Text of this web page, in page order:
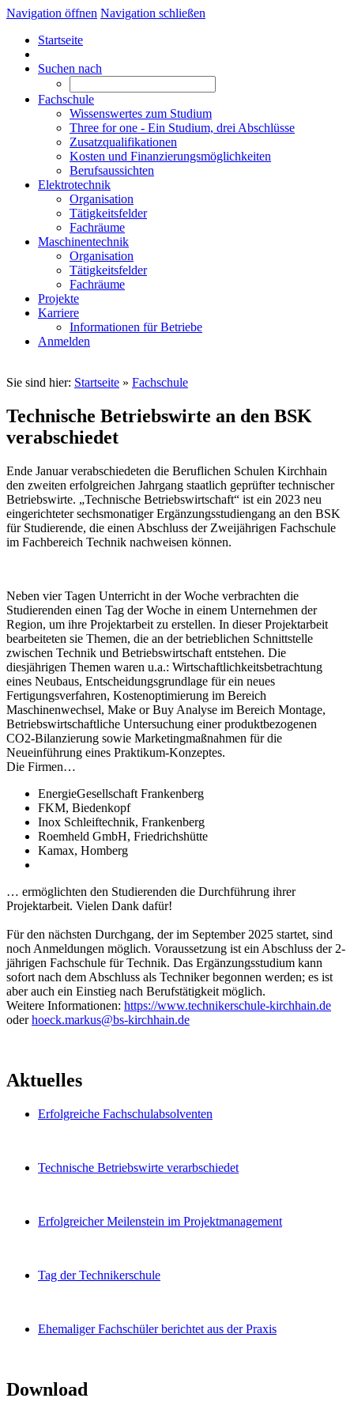
Navigation öffnen Navigation schließen
Startseite
Suchen nach
Fachschule
Wissenswertes zum Studium
Three for one - Ein Studium, drei Abschlüsse
Zusatzqualifikationen
Kosten und Finanzierungsmöglichkeiten
Berufsaussichten
Elektrotechnik
Organisation
Tätigkeitsfelder
Fachräume
Maschinentechnik
Organisation
Tätigkeitsfelder
Fachräume
Projekte
Karriere
Informationen für Betriebe
Anmelden
Sie sind hier: Startseite » Fachschule
Technische Betriebswirte an den BSK
verabschiedet
Ende Januar verabschiedeten die Beruflichen Schulen Kirchhain
den zweiten erfolgreichen Jahrgang staatlich geprüfter technischer
Betriebswirte. „Technische Betriebswirtschaft“ ist ein 2023 neu
eingerichteter sechsmonatiger Ergänzungsstudiengang an den BSK
für Studierende, die einen Abschluss der Zweijährigen Fachschule
im Fachbereich Technik nachweisen können.
Neben vier Tagen Unterricht in der Woche verbrachten die
Studierenden einen Tag der Woche in einem Unternehmen der
Region, um ihre Projektarbeit zu erstellen. In dieser Projektarbeit
bearbeiteten sie Themen, die an der betrieblichen Schnittstelle
zwischen Technik und Betriebswirtschaft entstehen. Die
diesjährigen Themen waren u.a.: Wirtschaftlichkeitsbetrachtung
eines Neubaus, Entscheidungsgrundlage für ein neues
Fertigungsverfahren, Kostenoptimierung im Bereich
Maschinenwechsel, Make or Buy Analyse im Bereich Montage,
Betriebswirtschaftliche Untersuchung einer produktbezogenen
CO2-Bilanzierung sowie Marketingmaßnahmen für die
Neueinführung eines Praktikum-Konzeptes.
Die Firmen…
EnergieGesellschaft Frankenberg
FKM, Biedenkopf
Inox Schleiftechnik, Frankenberg
Roemheld GmbH, Friedrichshütte
Kamax, Homberg
… ermöglichten den Studierenden die Durchführung ihrer
Projektarbeit. Vielen Dank dafür!
Für den nächsten Durchgang, der im September 2025 startet, sind
noch Anmeldungen möglich. Voraussetzung ist ein Abschluss der 2-
jährigen Fachschule für Technik. Das Ergänzungsstudium kann
sofort nach dem Abschluss als Techniker begonnen werden; es ist
aber auch ein Einstieg nach Berufstätigkeit möglich.
Weitere Informationen: https://www.technikerschule-kirchhain.de
oderhoeck.markus@bs-kirchhain.de
Aktuelles
Erfolgreiche Fachschulabsolventen
Technische Betriebswirte verarbschiedet
Erfolgreicher Meilenstein im Projektmanagement
Tag der Technikerschule
Ehemaliger Fachschüler berichtet aus der Praxis
Download